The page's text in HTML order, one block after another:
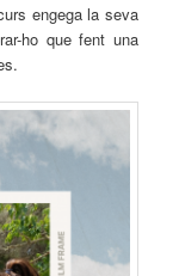
engega la seva
ho que fent una